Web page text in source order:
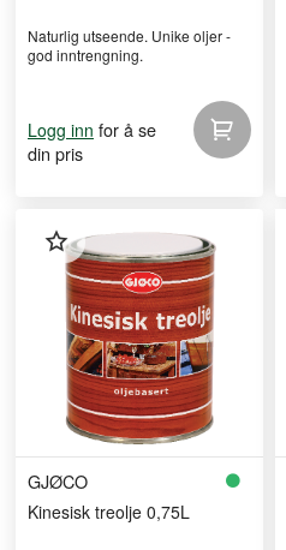
Naturlig utseende. Unike oljer -
god inntrengning.
Logg inn for å se
din pris
GJØCO
Kinesisk treolje 0,75L